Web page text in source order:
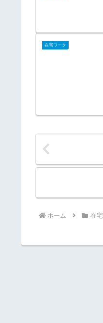
在宅ワーク
ホーム 在